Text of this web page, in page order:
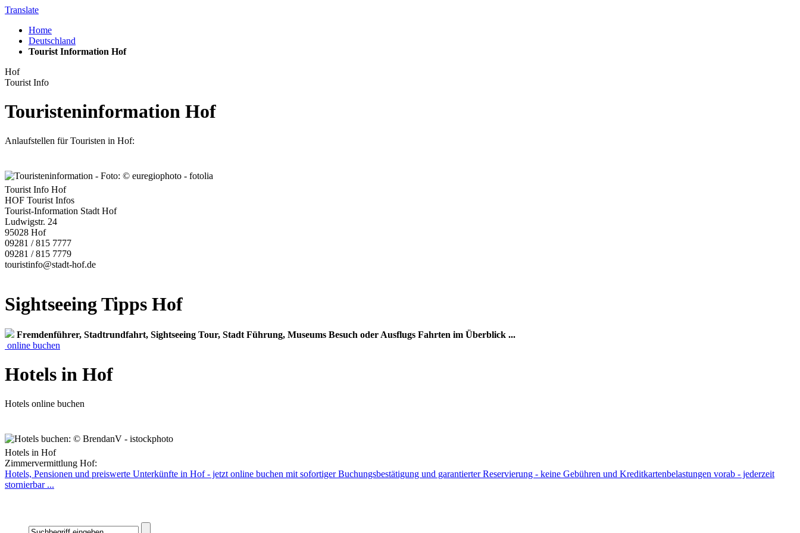
Translate
Home
Deutschland
Tourist Information Hof
Hof
Tourist Info
Touristeninformation Hof
Anlaufstellen für Touristen in Hof:
Tourist Info Hof
HOF Tourist Infos
Tourist-Information Stadt Hof
Ludwigstr. 24
95028 Hof
09281 / 815 7777
09281 / 815 7779
touristinfo@stadt-hof.de
Sightseeing Tipps Hof
Fremdenführer, Stadtrundfahrt, Sightseeing Tour, Stadt Führung, Museums Besuch oder Ausflugs Fahrten im Überblick ...
online buchen
Hotels in Hof
Hotels online buchen
Hotels in Hof
Zimmervermittlung Hof:
Hotels, Pensionen und preiswerte Unterkünfte in Hof - jetzt online buchen mit sofortiger Buchungsbestätigung und garantierter Reservierung - keine Gebühren und Kreditkartenbelastungen vorab - jederzeit
stornierbar ...